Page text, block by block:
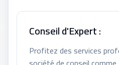
Conseil d'Expert :
Profitez des services